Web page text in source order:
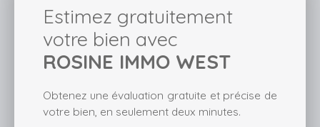
Estimez gratuitement
votre bien avec
ROSINE IMMO WEST
Obtenez une évaluation gratuite et précise de
votre bien, en seulement deux minutes.